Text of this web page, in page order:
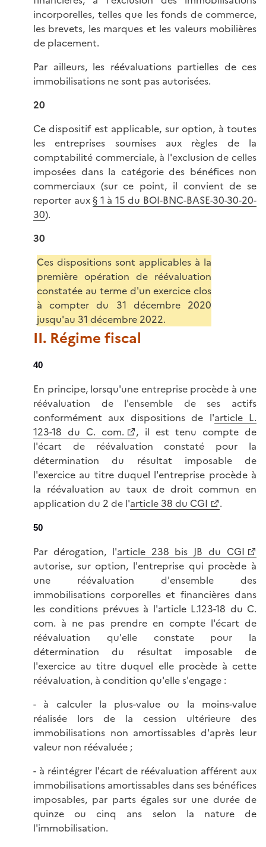
incorporelles, telles que les fonds de commerce,
les brevets, les marques et les valeurs mobilières
de placement.
Par ailleurs, les réévaluations partielles de ces
immobilisations ne sont pas autorisées.
20
Ce dispositif est applicable, sur option, à toutes
les entreprises soumises aux règles de la
comptabilité commerciale, à l'exclusion de celles
imposées dans la catégorie des bénéfices non
commerciaux (sur ce point, il convient de se
reporter aux§ 1 à 15 du BOI-BNC-BASE-30-30-20-
30).
30
Ces dispositions sont applicables à la
première opération de réévaluation
constatée au terme d'un exercice clos
à compter du 31 décembre 2020
jusqu'au 31 décembre 2022.
II. Régime fiscal
40
En principe, lorsqu'une entreprise procède à une
réévaluation de l'ensemble de ses actifs
conformément aux dispositions de l'article L.
123-18 du C. com.
, il est tenu compte de
l'écart de réévaluation constaté pour la
détermination du résultat imposable de
l'exercice au titre duquel l'entreprise procède à
la réévaluation au taux de droit commun en
application du 2 de l'article 38 du CGI .
50
Par dérogation, l'article 238 bis JB du CGI
autorise, sur option, l'entreprise qui procède à
une réévaluation d'ensemble des
immobilisations corporelles et financières dans
les conditions prévues à l'article L.123-18 du C.
com. à ne pas prendre en compte l'écart de
réévaluation qu'elle constate pour la
détermination du résultat imposable de
l'exercice au titre duquel elle procède à cette
réévaluation, à condition qu'elle s'engage :
- à calculer la plus-value ou la moins-value
réalisée lors de la cession ultérieure des
immobilisations non amortissables d'après leur
valeur non réévaluée ;
- à réintégrer l'écart de réévaluation afférent aux
immobilisations amortissables dans ses bénéfices
imposables, par parts égales sur une durée de
quinze ou cinq ans selon la nature de
l'immobilisation.